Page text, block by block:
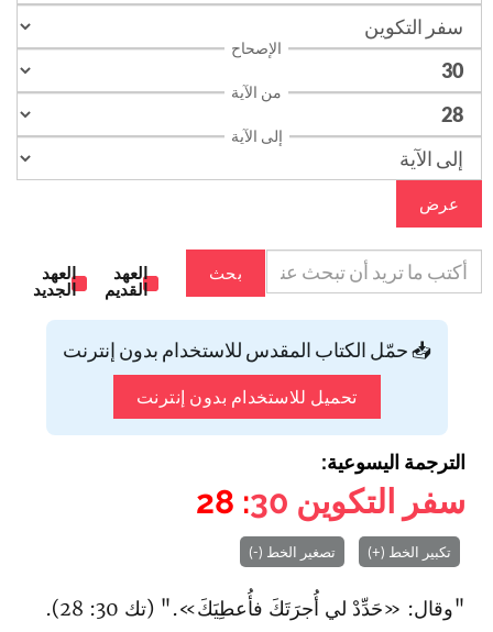
الإصحاح
من الآية
إلى الآية
عرض
بحث
العهد
القديم
العهد
الجديد
📥 حمّل الكتاب المقدس للاستخدام بدون إنترنت
تحميل للاستخدام بدون إنترنت
الترجمة اليسوعية:
سفر التكوين 30
: 28
تكبير الخط (+) تصغير الخط (-)
"وقال: «حَدِّدْ لي أُجرَتَكَ فأُعطِيَكَ»." (تك 30: 28).